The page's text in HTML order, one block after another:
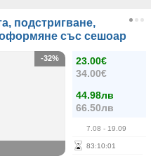
подстригване,
със сешоар
23.00€
34.00€
44.98лв
66.50лв
7.08 - 19.09
83:10:00
-32%